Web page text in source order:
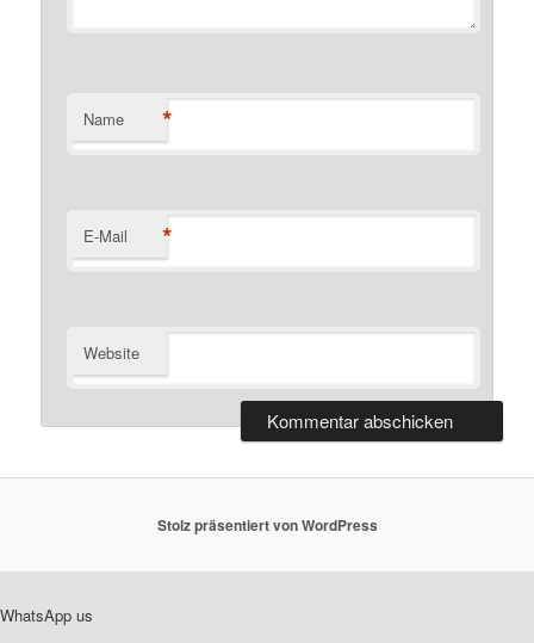
Name *
E-Mail *
Website
Stolz präsentiert von WordPress
WhatsApp us